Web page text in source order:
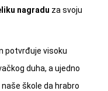
nagradu za svoju
potvrđuje visoku
duha, a ujedno
škole da hrabro